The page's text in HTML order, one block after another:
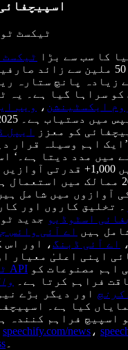
#1 ٹیکسٹ
کا سب سے بڑا
فارم ہے، جس پر 50 ملین سے
5 لاکھ سے زیادہ پانچ
کو سراہا گیا ہے۔ یہ
ایکسٹینشن ، ویب
میں دستیاب ہے۔ 2025 میں،
کو معزز
ایپل
اہم وسیلہ قرار
زائد زبانوں میں 1,000+
اور لگ بھگ 200 ممالک میں
آوازوں میں شامل
۔ تخلیق کاروں اور
اسٹوڈیو جدید
ہیں اے آئی وائس
، اے آئی ڈبنگ، اور اس
اپنی اعلیٰ معیار
ٹیکسٹ ٹو اسپیچ API
فراہم کرتا ہے۔
کرنچ اور دیگر بڑے
کیا ہے۔
اسپیچ فراہم کنندہ
speechify.com/news ،